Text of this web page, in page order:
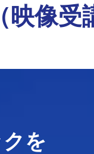
映像受
を